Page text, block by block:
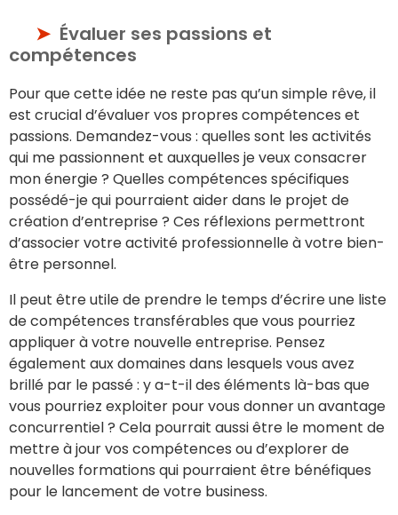
Évaluer ses passions et
compétences
Pour que cette idée ne reste pas qu’un simple rêve, il
est crucial d’évaluer vos propres compétences et
passions. Demandez-vous : quelles sont les activités
qui me passionnent et auxquelles je veux consacrer
mon énergie ? Quelles compétences spécifiques
possédé-je qui pourraient aider dans le projet de
création d’entreprise ? Ces réflexions permettront
d’associer votre activité professionnelle à votre bien-
être personnel.
Il peut être utile de prendre le temps d’écrire une liste
de compétences transférables que vous pourriez
appliquer à votre nouvelle entreprise. Pensez
également aux domaines dans lesquels vous avez
brillé par le passé : y a-t-il des éléments là-bas que
vous pourriez exploiter pour vous donner un avantage
concurrentiel ? Cela pourrait aussi être le moment de
mettre à jour vos compétences ou d’explorer de
nouvelles formations qui pourraient être bénéfiques
pour le lancement de votre business.